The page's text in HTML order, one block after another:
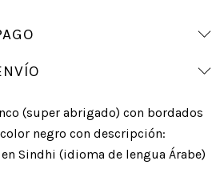
(super abrigado) con bordados
negro con descripción:
Sindhi (idioma de lengua Árabe)